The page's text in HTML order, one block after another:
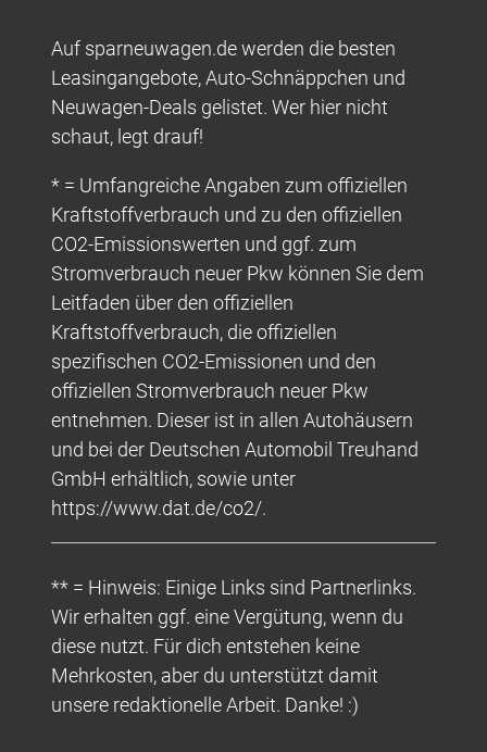
Auf sparneuwagen.de werden die besten
Leasingangebote, Auto-Schnäppchen und
Neuwagen-Deals gelistet. Wer hier nicht
schaut, legt drauf!
* = Umfangreiche Angaben zum offiziellen
Kraftstoffverbrauch und zu den offiziellen
CO2-Emissionswerten und ggf. zum
Stromverbrauch neuer Pkw können Sie dem
Leitfaden über den offiziellen
Kraftstoffverbrauch, die offiziellen
spezifischen CO2-Emissionen und den
offiziellen Stromverbrauch neuer Pkw
entnehmen. Dieser ist in allen Autohäusern
und bei der Deutschen Automobil Treuhand
GmbH erhältlich, sowie unter
https://www.dat.de/co2/.
** = Hinweis: Einige Links sind Partnerlinks.
Wir erhalten ggf. eine Vergütung, wenn du
diese nutzt. Für dich entstehen keine
Mehrkosten, aber du unterstützt damit
unsere redaktionelle Arbeit. Danke! :)